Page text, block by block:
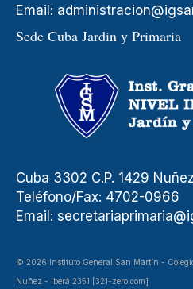
Email:
Sede Cuba Jardin y Primaria
Cuba 3302 C.P. 1429 Nuñez
Teléfono/Fax: 4702-0966
Email:
© 2026 Instituto General San Martín -
Nuñez - Iberá 2351 [321-zero.com]